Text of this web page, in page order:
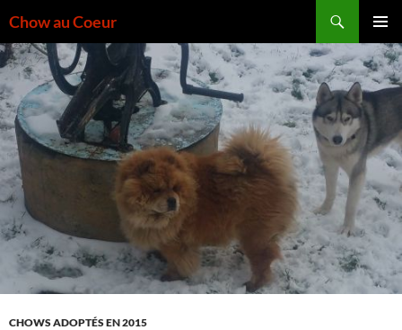
au
contenu
Chow au Coeur
MENU
CHOWS ADOPTÉS EN 2015